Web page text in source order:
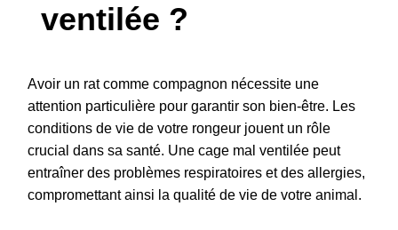
ventilée ?
Avoir un rat comme compagnon nécessite une
attention particulière pour garantir son bien-être. Les
conditions de vie de votre rongeur jouent un rôle
crucial dans sa santé. Une cage mal ventilée peut
entraîner des problèmes respiratoires et des allergies,
compromettant ainsi la qualité de vie de votre animal.